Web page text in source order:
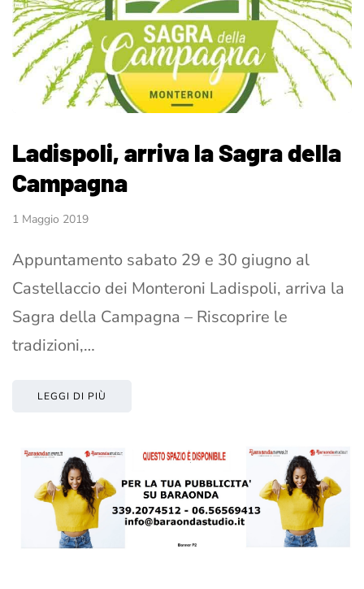
Ladispoli, arriva la Sagra della
Campagna
1 Maggio 2019
Appuntamento sabato 29 e 30 giugno al
Castellaccio dei Monteroni Ladispoli, arriva la
Sagra della Campagna – Riscoprire le
tradizioni,…
LEGGI DI PIÙ